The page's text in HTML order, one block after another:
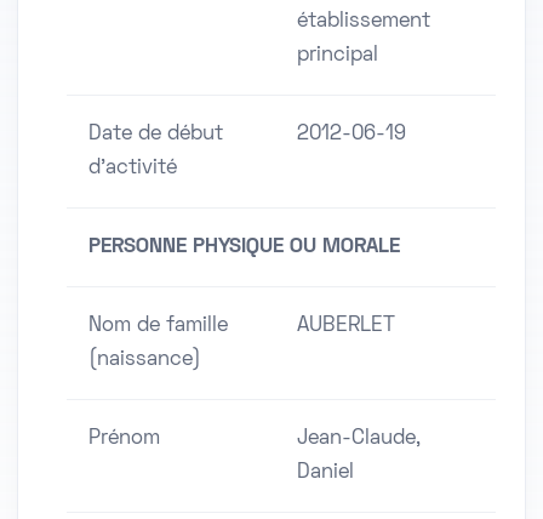
établissement
principal
Date de début
d'activité
2012-06-19
PERSONNE PHYSIQUE OU MORALE
Nom de famille
(naissance)
AUBERLET
Prénom
Jean-Claude,
Daniel